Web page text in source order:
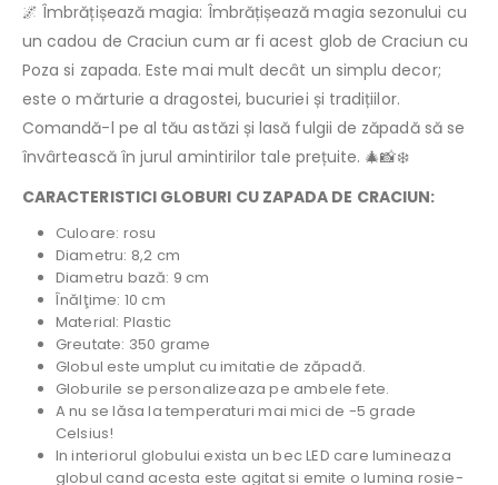
🌌 Îmbrățișează magia: Îmbrățișează magia sezonului cu
un cadou de Craciun cum ar fi acest glob de Craciun cu
Poza si zapada. Este mai mult decât un simplu decor;
este o mărturie a dragostei, bucuriei și tradițiilor.
Comandă-l pe al tău astăzi și lasă fulgii de zăpadă să se
învârtească în jurul amintirilor tale prețuite. 🎄📸❄️
CARACTERISTICI GLOBURI CU ZAPADA DE CRACIUN:
Culoare: rosu
Diametru: 8,2 cm
Diametru bază: 9 cm
Înălţime: 10 cm
Material: Plastic
Greutate: 350 grame
Globul este umplut cu imitatie de zăpadă.
Globurile se personalizeaza pe ambele fete.
A nu se lăsa la temperaturi mai mici de -5 grade
Celsius!
In interiorul globului exista un bec LED care lumineaza
globul cand acesta este agitat si emite o lumina rosie-